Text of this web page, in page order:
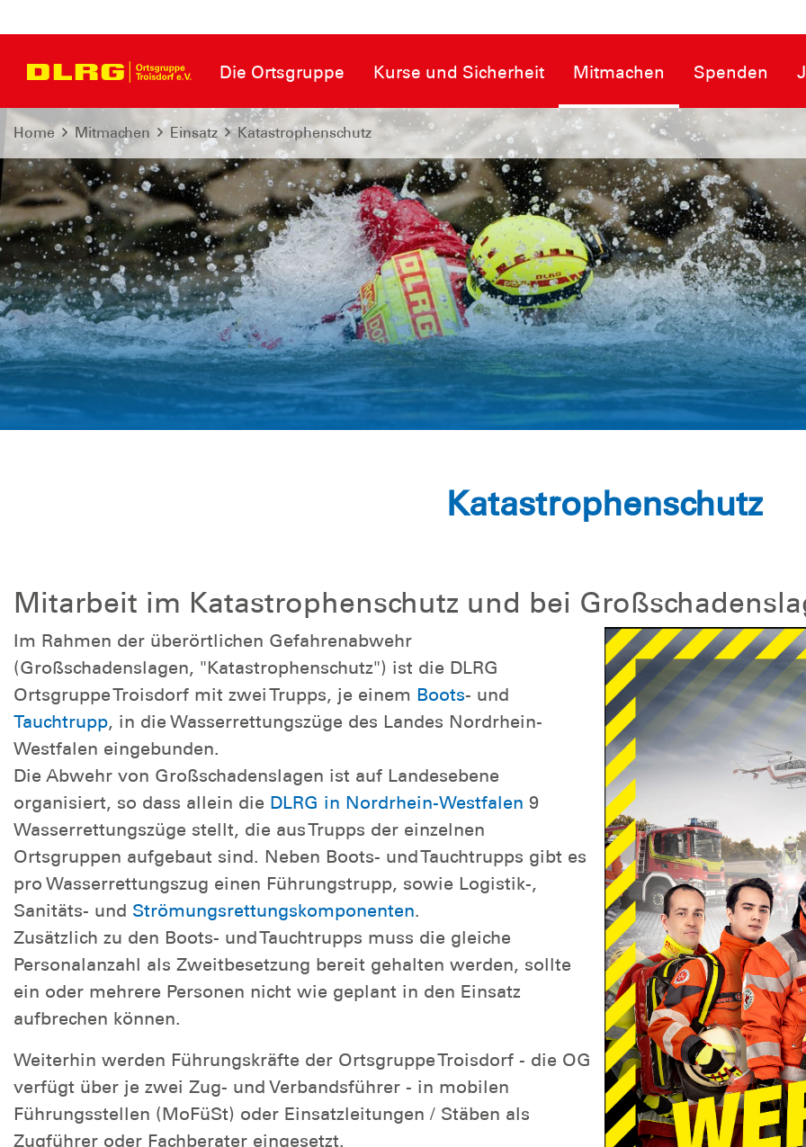
Die Ortsgruppe Kurse und Sicherheit Mitmachen Spenden
Home Mitmachen Einsatz Katastrophenschutz
Katastrophenschutz
Mitarbeit im Katastrophenschutz und bei
Im Rahmen der überörtlichen Gefahrenabwehr
(Großschadenslagen, "Katastrophenschutz") ist die DLRG
Ortsgruppe Troisdorf mit zwei Trupps, je einem Boots- und
Tauchtrupp, in die Wasserrettungszüge des Landes Nordrhein-
Westfalen eingebunden.
Die Abwehr von Großschadenslagen ist auf Landesebene
organisiert, so dass allein die DLRG in Nordrhein-Westfalen 9
Wasserrettungszüge stellt, die aus Trupps der einzelnen
Ortsgruppen aufgebaut sind. Neben Boots- und Tauchtrupps gibt es
pro Wasserrettungszug einen Führungstrupp, sowie Logistik-,
Sanitäts- und Strömungsrettungskomponenten.
Zusätzlich zu den Boots- und Tauchtrupps muss die gleiche
Personalanzahl als Zweitbesetzung bereit gehalten werden, sollte
ein oder mehrere Personen nicht wie geplant in den Einsatz
aufbrechen können.
Weiterhin werden Führungskräfte der Ortsgruppe Troisdorf - die OG
verfügt über je zwei Zug- und Verbandsführer - in mobilen
Führungsstellen (MoFüSt) oder Einsatzleitungen / Stäben als
Zugführer oder Fachberater eingesetzt.